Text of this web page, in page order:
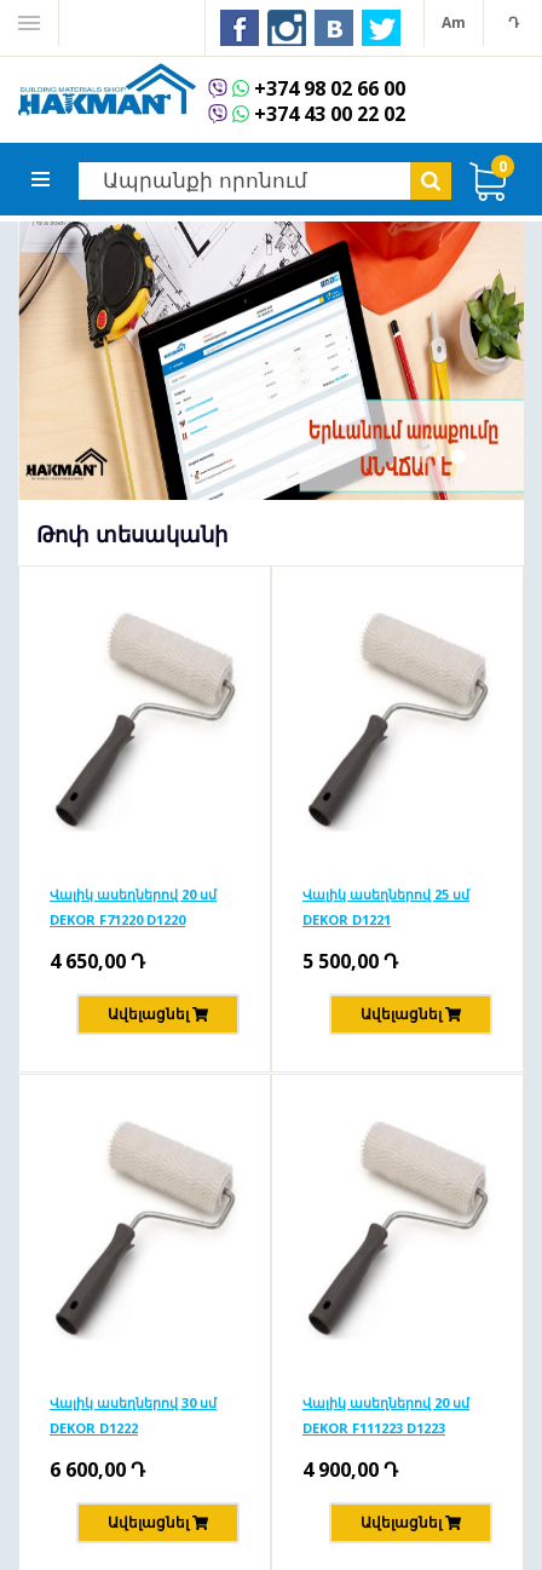
Am Դ
+374 98 02 66 00
+374 43 00 22 02
0
Թոփ տեսականի
Վալիկ ասեղներով 20 սմ
DEKOR F71220 D1220
4 650,00Դ
Ավելացնել
Վալիկ ասեղներով 25 սմ
DEKOR D1221
5 500,00Դ
Ավելացնել
Վալիկ ասեղներով 30 սմ
DEKOR D1222
6 600,00Դ
Ավելացնել
Վալիկ ասեղներով 20 սմ
DEKOR F111223 D1223
4 900,00Դ
Ավելացնել